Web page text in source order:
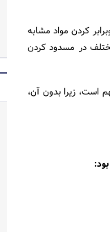
کردن مواد مشابه
مختلف در مسدود کردن
است، زیرا بدون آن،